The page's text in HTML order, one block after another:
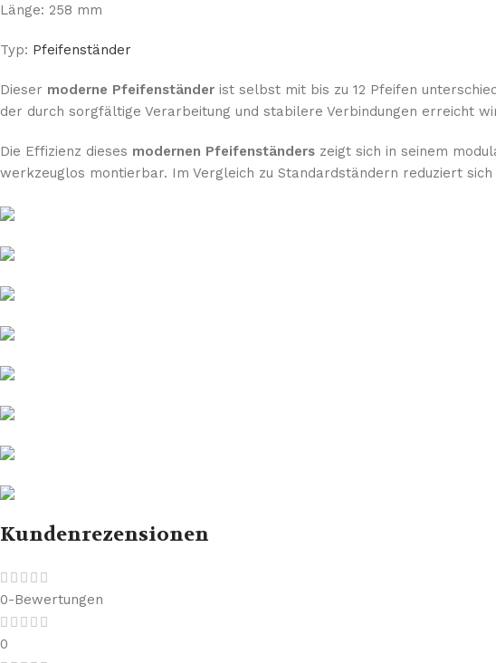
Länge: 258 mm
Typ: Pfeifenständer
Dieser moderne Pfeifenständer ist selbst mit bis zu 12 Pfeifen
der durch sorgfältige Verarbeitung und stabilere Verbindungen erreicht
Die Effizienz dieses modernen Pfeifenständers zeigt sich in seinem
werkzeuglos montierbar. Im Vergleich zu Standardständern reduziert
Kundenrezensionen
0-Bewertungen
0